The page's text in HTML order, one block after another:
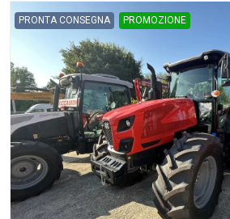
PRONTA CONSEGNA PROMOZIONE